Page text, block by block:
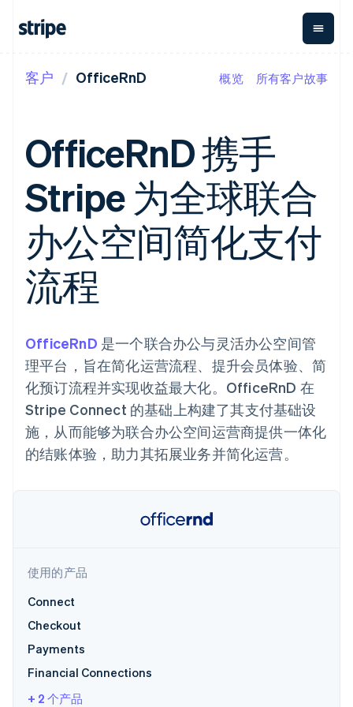
支付
在线支付
Payment links
Checkout
预构建支付界
面
Elements
灵活的 UI 组件
Payment
methods
接入 125+ 种支
线下支付
Authorization
Boost
支付成功率优
化
Link
加速结账
营收
经常性收入
Metronome
按用量计费
Subscriptions
订阅管理
Invoicing
一次性或定期
账单
会计自动化
Stripe Sigma
自定义报告
Data Pipeline
数据同步
资金管
Global
Payouts
向第三
方打款
Crypto
钱包、
稳定币
发行和
平台
更多
欺诈防范
初创企业注册
Climate
按企业阶段
按应用场景
智能体商务
加密货币
电子商务
嵌入式金融
资金管理
平台
SaaS
按行业
AI 企业
游戏
合作伙伴
文档
库与 SDK
Stripe Apps
指南
接受线上付款
实施预置结账流程
通过智能体配置和管理服
务
资源
应用集成
代码示例
API 状态
学习
指南
支持
获取支持
托管支持方案
专业服务
产品路线图
Sessions 年度大会
招聘
资讯中心
Stripe Press
联系销售
成为合作伙伴
客户 OfficeRnD 概览 所有客户故事
OfficeRnD 携手
Stripe 为全球联合
办公空间简化支付
流程
OfficeRnD 是一个联合办公与灵活办公空间管
理平台，旨在简化运营流程、提升会员体验、简
化预订流程并实现收益最大化。OfficeRnD 在
Stripe Connect 的基础上构建了其支付基础设
施，从而能够为联合办公空间运营商提供一体化
的结账体验，助力其拓展业务并简化运营。
使用的产品
Connect
Checkout
Payments
Financial Connections
+ 2 个产品